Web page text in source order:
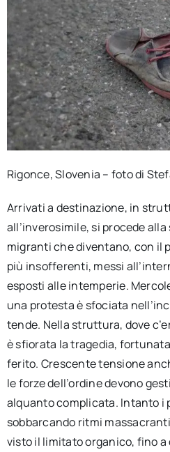
Rigonce, Slovenia – foto di
Arrivati a destinazione, in
all’inverosimile, si procede
migranti che diventano, con il
più insofferenti, messi
esposti alle intemperie.
una protesta è sfociata
tende. Nella struttura, dove
è sfiorata la tragedia,
ferito. Crescente tensione
le forze dell’ordine devono
alquanto complicata. Intanto i
sobbarcando ritmi
visto il limitato organico, fino